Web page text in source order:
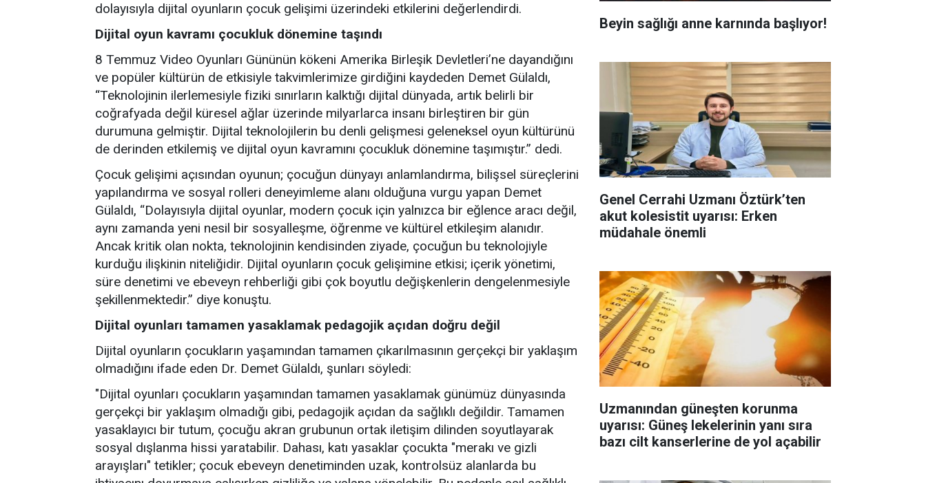
dolayısıyla dijital oyunların çocuk gelişimi üzerindeki etkilerini değerlendirdi.
Dijital oyun kavramı çocukluk dönemine taşındı
8 Temmuz Video Oyunları Gününün kökeni Amerika Birleşik Devletleri’ne dayandığını
ve popüler kültürün de etkisiyle takvimlerimize girdiğini kaydeden Demet Gülaldı,
“Teknolojinin ilerlemesiyle fiziki sınırların kalktığı dijital dünyada, artık belirli bir
coğrafyada değil küresel ağlar üzerinde milyarlarca insanı birleştiren bir gün
durumuna gelmiştir. Dijital teknolojilerin bu denli gelişmesi geleneksel oyun kültürünü
de derinden etkilemiş ve dijital oyun kavramını çocukluk dönemine taşımıştır.” dedi.
Çocuk gelişimi açısından oyunun; çocuğun dünyayı anlamlandırma, bilişsel süreçlerini
yapılandırma ve sosyal rolleri deneyimleme alanı olduğuna vurgu yapan Demet
Gülaldı, “Dolayısıyla dijital oyunlar, modern çocuk için yalnızca bir eğlence aracı değil,
aynı zamanda yeni nesil bir sosyalleşme, öğrenme ve kültürel etkileşim alanıdır.
Ancak kritik olan nokta, teknolojinin kendisinden ziyade, çocuğun bu teknolojiyle
kurduğu ilişkinin niteliğidir. Dijital oyunların çocuk gelişimine etkisi; içerik yönetimi,
süre denetimi ve ebeveyn rehberliği gibi çok boyutlu değişkenlerin dengelenmesiyle
şekillenmektedir.” diye konuştu.
Dijital oyunları tamamen yasaklamak pedagojik açıdan doğru değil
Dijital oyunların çocukların yaşamından tamamen çıkarılmasının gerçekçi bir yaklaşım
olmadığını ifade eden Dr. Demet Gülaldı, şunları söyledi:
"Dijital oyunları çocukların yaşamından tamamen yasaklamak günümüz dünyasında
gerçekçi bir yaklaşım olmadığı gibi, pedagojik açıdan da sağlıklı değildir. Tamamen
yasaklayıcı bir tutum, çocuğu akran grubunun ortak iletişim dilinden soyutlayarak
sosyal dışlanma hissi yaratabilir. Dahası, katı yasaklar çocukta "merakı ve gizli
arayışları" tetikler; çocuk ebeveyn denetiminden uzak, kontrolsüz alanlarda bu
Beyin sağlığı anne karnında başlıyor!
Genel Cerrahi Uzmanı Öztürk’ten
akut kolesistit uyarısı: Erken
müdahale önemli
Uzmanından güneşten korunma
uyarısı: Güneş lekelerinin yanı sıra
bazı cilt kanserlerine de yol açabilir